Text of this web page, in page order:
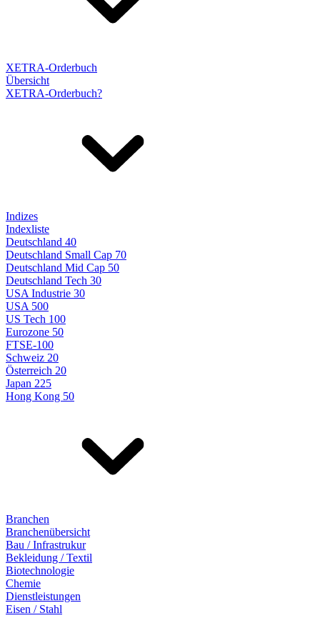
XETRA-Orderbuch
Übersicht
XETRA-Orderbuch?
Indizes
Indexliste
Deutschland 40
Deutschland Small Cap 70
Deutschland Mid Cap 50
Deutschland Tech 30
USA Industrie 30
USA 500
US Tech 100
Eurozone 50
FTSE-100
Schweiz 20
Österreich 20
Japan 225
Hong Kong 50
Branchen
Branchenübersicht
Bau / Infrastrukur
Bekleidung / Textil
Biotechnologie
Chemie
Dienstleistungen
Eisen / Stahl